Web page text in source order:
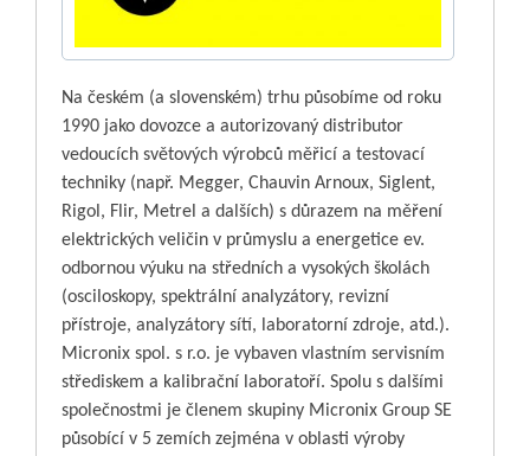
Na českém (a slovenském) trhu působíme od roku
1990 jako dovozce a autorizovaný distributor
vedoucích světových výrobců měřicí a testovací
techniky (např. Megger, Chauvin Arnoux, Siglent,
Rigol, Flir, Metrel a dalších) s důrazem na měření
elektrických veličin v průmyslu a energetice ev.
odbornou výuku na středních a vysokých školách
(osciloskopy, spektrální analyzátory, revizní
přístroje, analyzátory sítí, laboratorní zdroje, atd.).
Micronix spol. s r.o. je vybaven vlastním servisním
střediskem a kalibrační laboratoří. Spolu s dalšími
společnostmi je členem skupiny Micronix Group SE
působící v 5 zemích zejména v oblasti výroby